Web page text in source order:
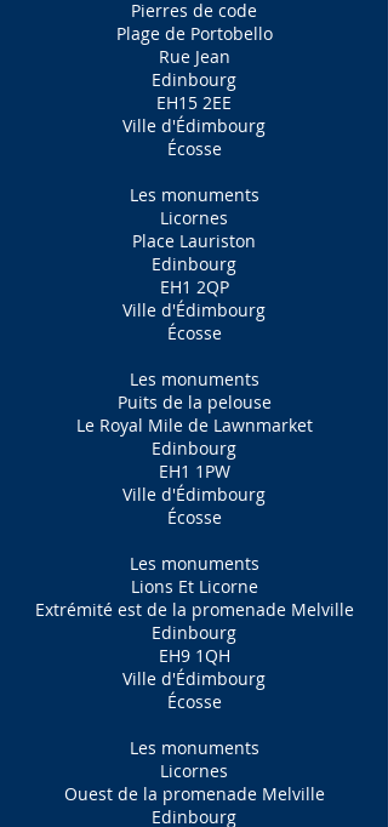
Pierres de code
Plage de Portobello
Rue Jean
Edinbourg
EH15 2EE
Ville d'Édimbourg
Écosse
Les monuments
Licornes
Place Lauriston
Edinbourg
EH1 2QP
Ville d'Édimbourg
Écosse
Les monuments
Puits de la pelouse
Le Royal Mile de Lawnmarket
Edinbourg
EH1 1PW
Ville d'Édimbourg
Écosse
Les monuments
Lions Et Licorne
Extrémité est de la promenade Melville
Edinbourg
EH9 1QH
Ville d'Édimbourg
Écosse
Les monuments
Licornes
Ouest de la promenade Melville
Edinbourg